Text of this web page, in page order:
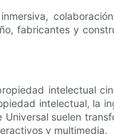
fabricantes y
intelectual
intelectual, la
suelen
y multimedia.